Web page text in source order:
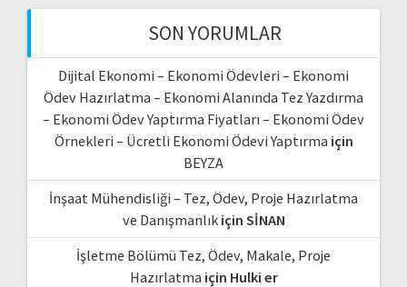
SON YORUMLAR
Dijital Ekonomi – Ekonomi Ödevleri – Ekonomi
Ödev Hazırlatma – Ekonomi Alanında Tez Yazdırma
– Ekonomi Ödev Yaptırma Fiyatları – Ekonomi Ödev
Örnekleri – Ücretli Ekonomi Ödevi Yaptırma için
BEYZA
İnşaat Mühendisliği – Tez, Ödev, Proje Hazırlatma
ve Danışmanlıkiçin SİNAN
İşletme Bölümü Tez, Ödev, Makale, Proje
Hazırlatma için Hulki er